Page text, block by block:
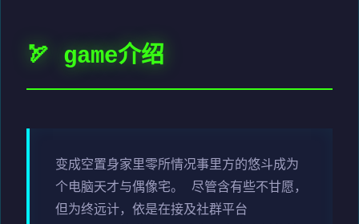
🏹 game介绍
变成空置身家里零所情况事里方的悠斗成为
个电脑天才与偶像宅。 尽管含有些不甘愿，
但为终远计，依是在接及社群平台